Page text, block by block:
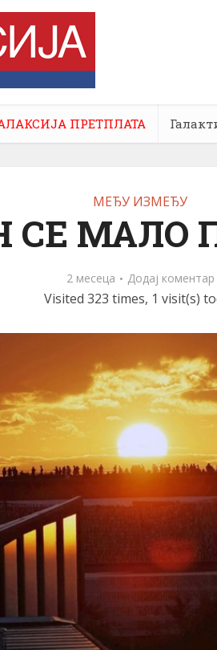
ПРЕТПЛАТА
МЕЂУ ИЗМЕЂУ
СЕ МАЛО
2 месеца Додај коментар
Visited 323 times, 1 visit(s)